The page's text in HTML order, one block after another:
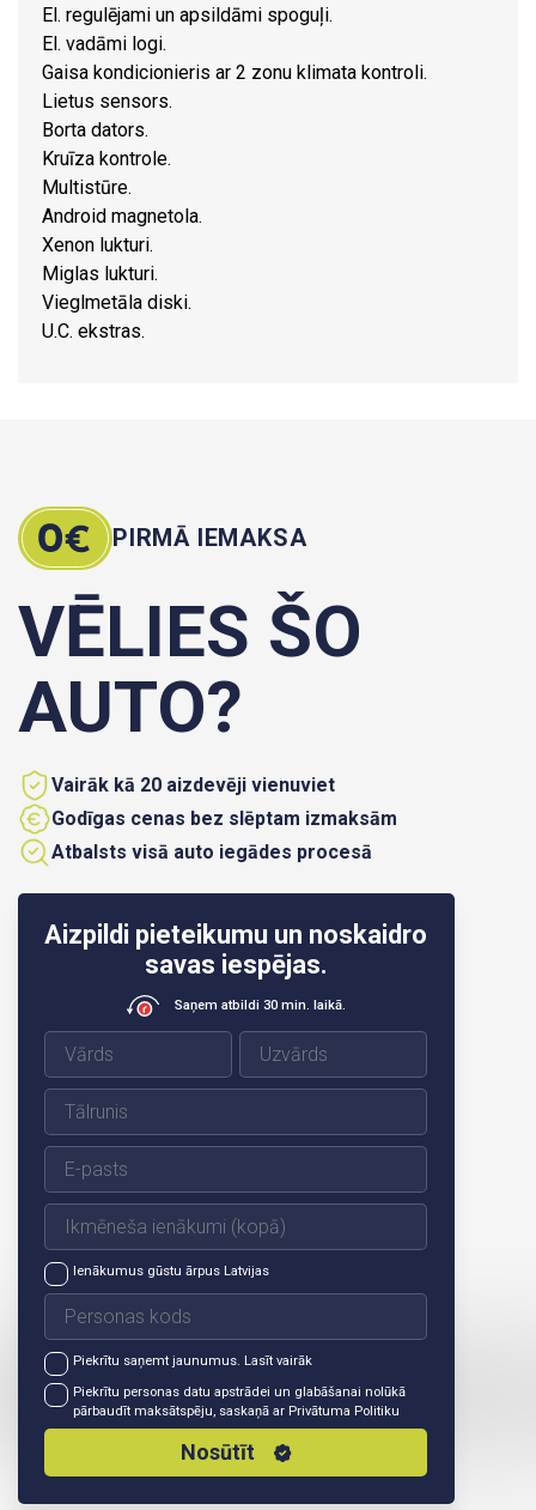
El. regulējami un apsildāmi spoguļi.
El. vadāmi logi.
Gaisa kondicionieris ar 2 zonu klimata kontroli.
Lietus sensors.
Borta dators.
Kruīza kontrole.
Multistūre.
Android magnetola.
Xenon lukturi.
Miglas lukturi.
Vieglmetāla diski.
U.C. ekstras.
Aizpildi pieteikumu un noskaidro
savas iespējas.
Saņem atbildi 30 min. laikā.
Ienākumus gūstu ārpus Latvijas
Piekrītu saņemt jaunumus. Lasīt vairāk
Piekrītu personas datu apstrādei un glabāšanai nolūkā
pārbaudīt maksātspēju, saskaņā ar Privātuma Politiku
Nosūtīt
PIRMĀ IEMAKSA
VĒLIES ŠO
AUTO?
Vairāk kā 20 aizdevēji vienuviet
Godīgas cenas bez slēptam izmaksām
Atbalsts visā auto iegādes procesā